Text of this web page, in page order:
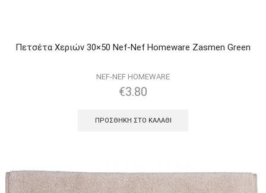
Πετσέτα Χεριών 30×50 Nef-Nef Homeware Zasmen Green
NEF-NEF HOMEWARE
€3.80
ΠΡΟΣΘΉΚΗ ΣΤΟ ΚΑΛΆΘΙ